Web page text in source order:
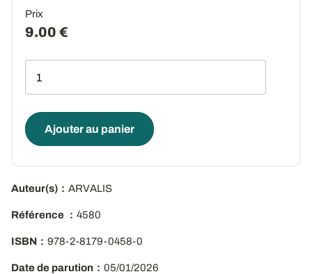
Prix
9.00 €
Ajouter au panier
Auteur(s) ARVALIS
Référence 4580
ISBN 978-2-8179-0458-0
Date de parution 05/01/2026